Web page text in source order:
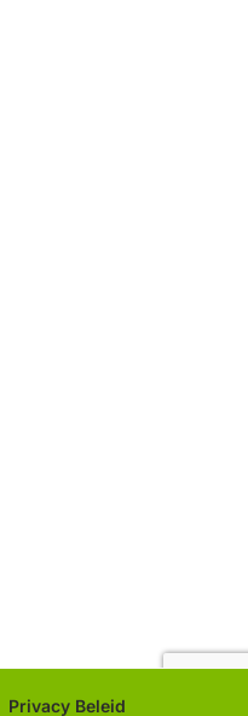
Privacy Beleid